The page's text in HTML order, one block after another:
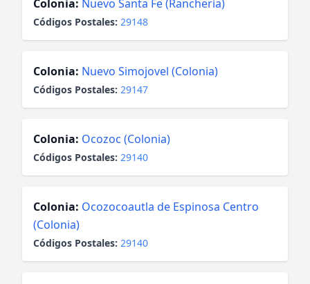
Colonia: Nuevo Santa Fe (Ranchería)
Códigos Postales: 29148
Colonia: Nuevo Simojovel (Colonia)
Códigos Postales: 29147
Colonia: Ocozoc (Colonia)
Códigos Postales: 29140
Colonia: Ocozocoautla de Espinosa Centro
(Colonia)
Códigos Postales: 29140